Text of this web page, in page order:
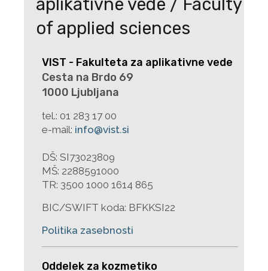
Modno in fotografsko ličenje
3
Alternativne fotografske tehnike
Virtualna resničnost
6
Montaža
Foto-video produkcija
Σ IZBIRNI PREDMETI
Predmetnik študijskega programa Fotografija 1.
aplikativne vede / Faculty
of applied sciences
VIST - Fakulteta za aplikativne vede
Cesta na Brdo 69
1000 Ljubljana
tel.: 01 283 17 00
e-mail: info@vist.si
DŠ: SI73023809
MŠ: 2288591000
TR: 3500 1000 1614 865
BIC/SWIFT koda: BFKKSI22
Politika zasebnosti
Oddelek za kozmetiko